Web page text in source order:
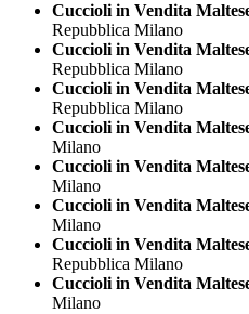
Cuccioli in Vendita
Repubblica Milano
Cuccioli in Vendita
Repubblica Milano
Cuccioli in Vendita
Repubblica Milano
Cuccioli in Vendita
Milano
Cuccioli in Vendita
Milano
Cuccioli in Vendita
Milano
Cuccioli in Vendita
Repubblica Milano
Cuccioli in Vendita
Milano